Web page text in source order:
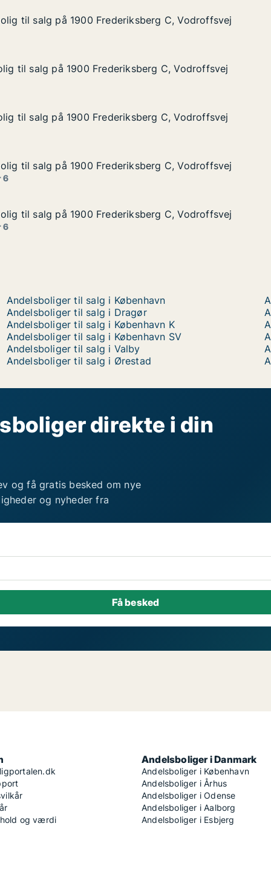
C, Vodroffsvej
på 1900 Frederiksberg C, Vodroffsvej
til salg på 1900 Frederiksberg C, Vodroffsvej
til salg på 1900 Frederiksberg C, Vodroffsvej
C, Vodroffsvej
1900 Frederiksberg C, Vodroffsvej
til salg på 1900 Frederiksberg C, Vodroffsvej
til salg på 1900 Frederiksberg C, Vodroffsvej
C, Vodroffsvej
1900 Frederiksberg C, Vodroffsvej
til salg på 1900 Frederiksberg C, Vodroffsvej
til salg på 1900 Frederiksberg C, Vodroffsvej
C, Vodroffsvej
på 1900 Frederiksberg C, Vodroffsvej
til salg på 1900 Frederiksberg C, Vodroffsvej
til salg på 1900 Frederiksberg C, Vodroffsvej
6
C, Vodroffsvej
på 1900 Frederiksberg C, Vodroffsvej
til salg på 1900 Frederiksberg C, Vodroffsvej
til salg på 1900 Frederiksberg C, Vodroffsvej
6
Andelsboliger til salg i København
Andelsboliger til salg i Dragør
Andelsboliger til salg i København K
Andelsboliger til salg i København SV
Andelsboliger til salg i Valby
Andelsboliger til salg i Ørestad
direkte i din
og få gratis besked om nye
og nyheder fra
og værdi
Andelsboliger i Danmark
Andelsboliger i København
Andelsboliger i Århus
Andelsboliger i Odense
Andelsboliger i Aalborg
Andelsboliger i Esbjerg